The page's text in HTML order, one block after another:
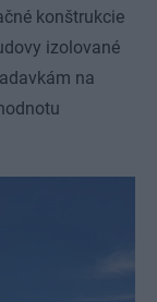
konštrukcie
izolované
na